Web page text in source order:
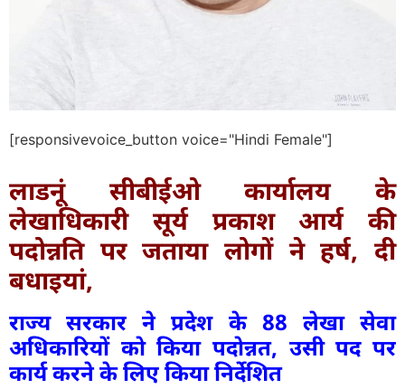
[responsivevoice_button voice="Hindi Female"]
लाडनूं सीबीईओ कार्यालय के
लेखाधिकारी सूर्य प्रकाश आर्य की
पदोन्नति पर जताया लोगों ने हर्ष, दी
बधाइयां,
राज्य सरकार ने प्रदेश के 88 लेखा सेवा
अधिकारियों को किया पदोन्नत, उसी पद पर
कार्य करने के लिए किया निर्देशित